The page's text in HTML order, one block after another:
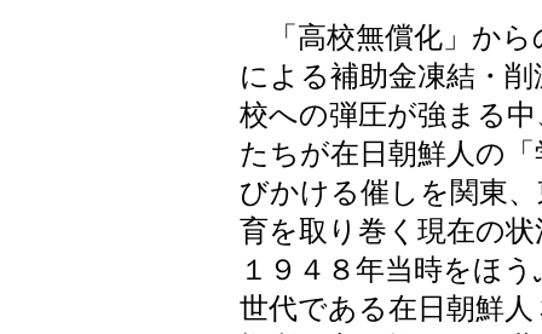
「高校無償化」から
による補助金凍結・
校への弾圧が強まる
たちが在日朝鮮人の
びかける催しを関東
育を取り巻く現在の
１９４８年当時をほ
世代である在日朝鮮